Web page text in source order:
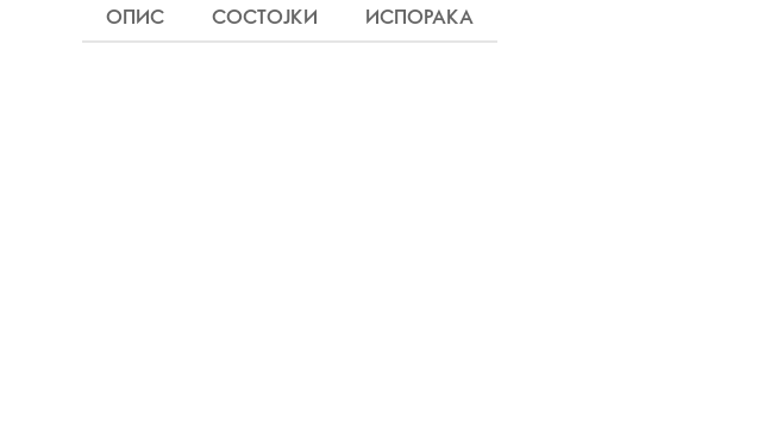
ОПИС СОСТОЈКИ ИСПОРАКА